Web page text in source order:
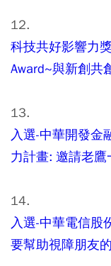
12.
科技共好影響力
Award~與新創共
13.
入選-中華開發金
力計畫: 邀請老
14.
入選-中華電信股
要幫助視障朋友